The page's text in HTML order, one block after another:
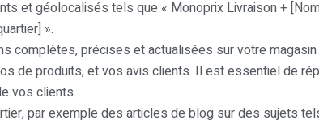
et géolocalisés tels que « Monoprix Livraison +
».
complètes, précises et actualisées sur votre
de produits, et vos avis clients. Il est essentiel de
vos clients.
par exemple des articles de blog sur des sujets